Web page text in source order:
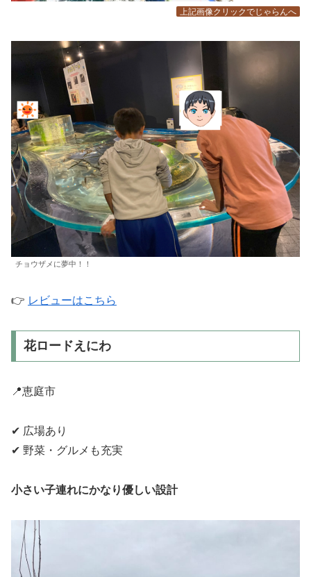
上記画像クリックでじゃらんへ
チョウザメに夢中！！
👉 レビューはこちら
花ロードえにわ
📍恵庭市
✔ 広場あり
✔ 野菜・グルメも充実
小さい子連れにかなり優しい設計